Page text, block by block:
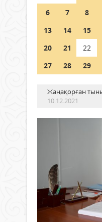
Шетелде
азаматтары
алады?
05 тамыз 2026 ж.
6
7 8
13
14 15
20
21 22
27
28 29
Жаңақорған
10.12.2021